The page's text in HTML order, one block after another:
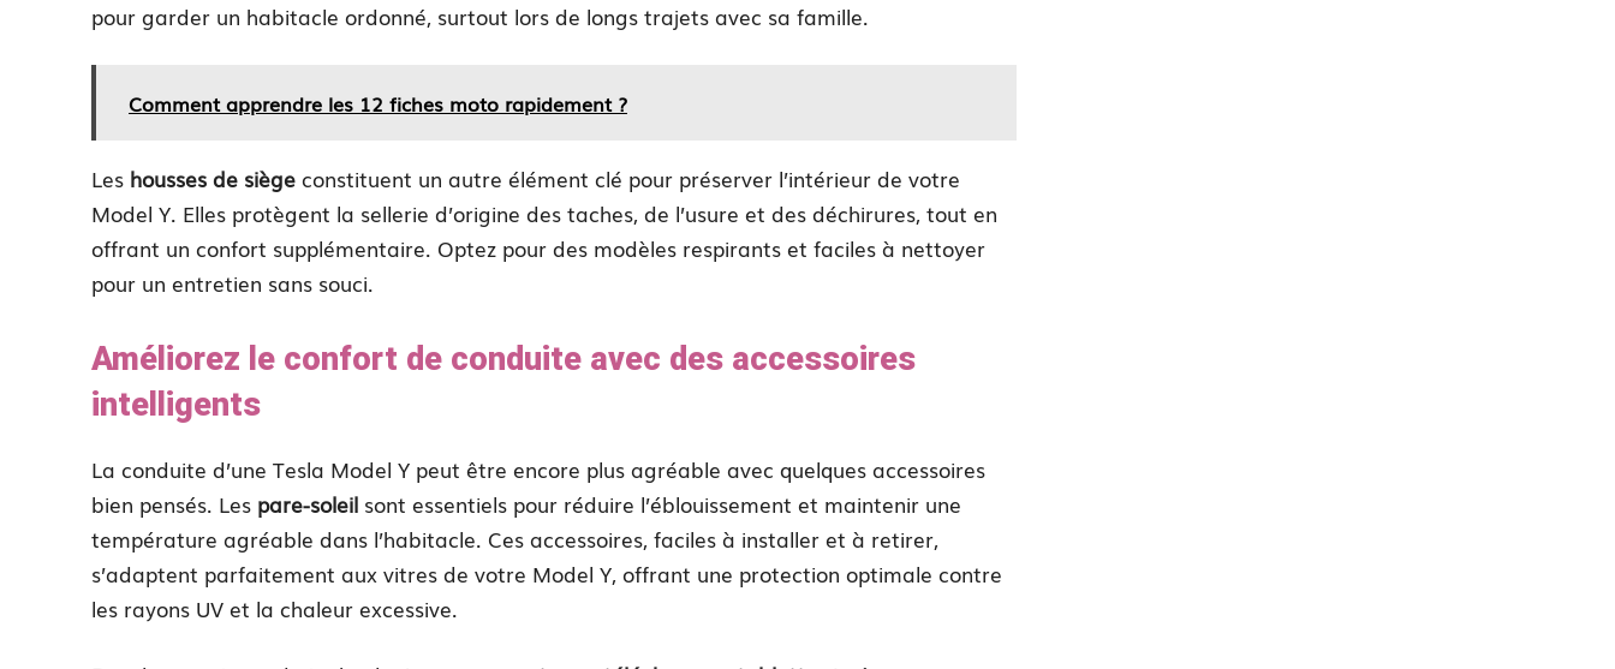
pour garder un habitacle ordonné, surtout lors de longs trajets avec sa famille.
Comment apprendre les 12 fiches moto rapidement ?
Les housses de siège constituent un autre élément clé pour préserver l’intérieur de votre
Model Y. Elles protègent la sellerie d’origine des taches, de l’usure et des déchirures, tout en
offrant un confort supplémentaire. Optez pour des modèles respirants et faciles à nettoyer
pour un entretien sans souci.
Améliorez le confort de conduite avec des accessoires
intelligents
La conduite d’une Tesla Model Y peut être encore plus agréable avec quelques accessoires
bien pensés. Les pare-soleil sont essentiels pour réduire l’éblouissement et maintenir une
température agréable dans l’habitacle. Ces accessoires, faciles à installer et à retirer,
s’adaptent parfaitement aux vitres de votre Model Y, offrant une protection optimale contre
les rayons UV et la chaleur excessive.